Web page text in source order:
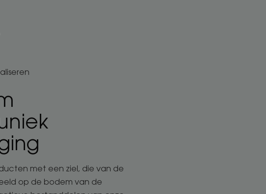
met een ziel, die van de
op de bodem van de